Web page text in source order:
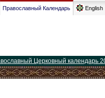
Православный Календарь English
Церковный календарь